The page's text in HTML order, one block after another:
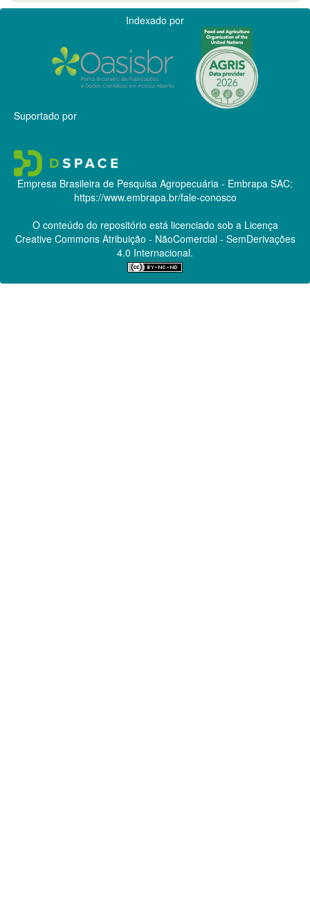
Indexado por
Suportado por
Empresa Brasileira de Pesquisa Agropecuária - Embrapa SAC:
https://www.embrapa.br/fale-conosco
O conteúdo do repositório está licenciado sob a Licença
Creative CommonsAtribuição - NãoComercial - SemDerivações
4.0 Internacional.